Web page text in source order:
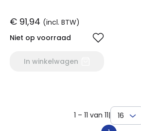
€ 91,94 (incl. BTW)
Niet op voorraad
In winkelwagen
1 – 11 van 11|
16